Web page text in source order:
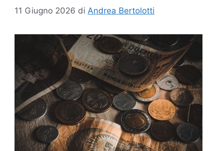
11 Giugno 2026 di Andrea Bertolotti